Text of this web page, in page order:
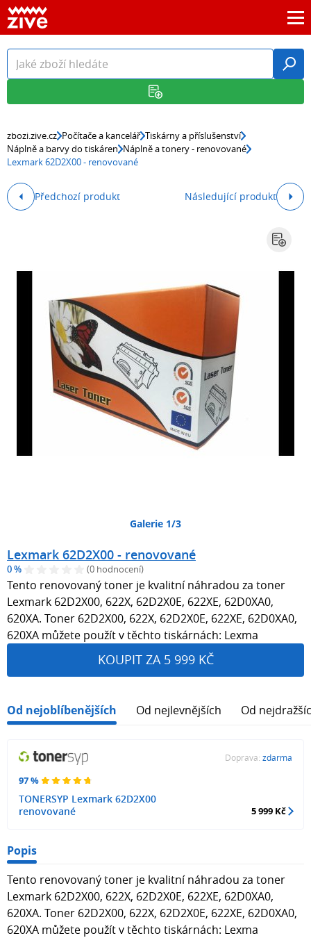
zbozi.zive.cz Počítače a kancelář Tiskárny a příslušenství
Náplně a barvy do tiskáren Náplně a tonery - renovované
Lexmark 62D2X00 - renovované
Předchozí produkt Následující produkt
Galerie 1/3
Lexmark 62D2X00 - renovované
0 % (0 hodnocení)
Tento renovovaný toner je kvalitní náhradou za toner
Lexmark 62D2X00, 622X, 62D2X0E, 622XE, 62D0XA0,
620XA. Toner 62D2X00, 622X, 62D2X0E, 622XE, 62D0XA0,
620XA můžete použít v těchto tiskárnách: Lexma
KOUPIT ZA 5 999 KČ
Od nejoblíbenějších Od nejlevnějších Od
97 %
TONERSYP Lexmark 62D2X00
renovované
Doprava: zdarma
5 999 Kč
Popis
Tento renovovaný toner je kvalitní náhradou za toner
Lexmark 62D2X00, 622X, 62D2X0E, 622XE, 62D0XA0,
620XA. Toner 62D2X00, 622X, 62D2X0E, 622XE, 62D0XA0,
620XA můžete použít v těchto tiskárnách: Lexma